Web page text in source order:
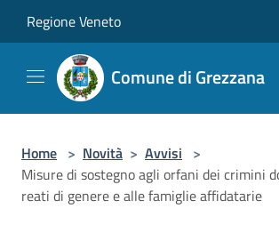
Regione Veneto
Comune di Grezzana
Home > Novità > Avvisi >
Misure di sostegno agli orfani dei crimini
reati di genere e alle famiglie affidatarie